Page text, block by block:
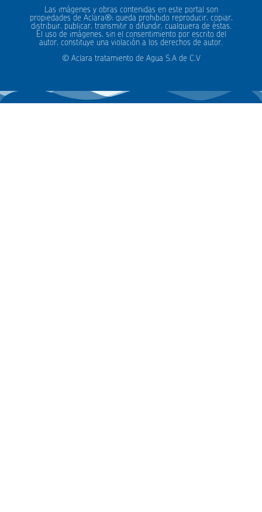
Las imágenes y obras contenidas en este portal son
propiedades de Aclara®; queda prohibido reproducir, copiar,
distribuir, publicar, transmitir o difundir, cualquiera de éstas.
El uso de imágenes, sin el consentimiento por escrito del
autor, constituye una violación a los derechos de autor.
© Aclara tratamiento de Agua S.A de C.V